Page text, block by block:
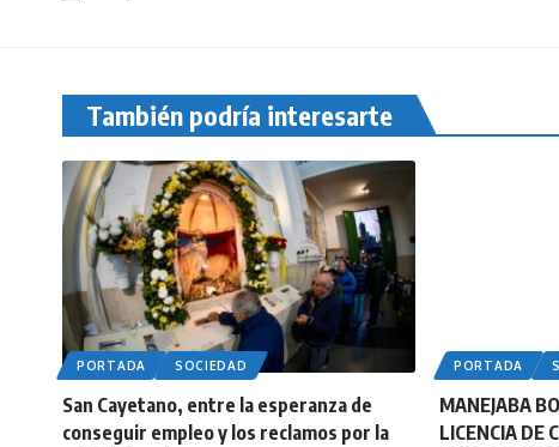
También podría interesarte
PORTADA SOCIEDAD
San Cayetano, entre la esperanza de
conseguir empleo y los reclamos por la
PORTADA
MANEJABA
LICENCIA DE